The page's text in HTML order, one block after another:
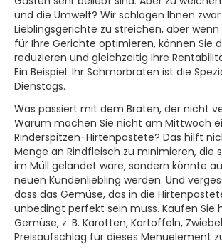
und die Umwelt? Wir schlagen Ihnen
Lieblingsgerichte zu streichen, aber
für Ihre Gerichte optimieren, können Sie
reduzieren und gleichzeitig Ihre
Ein Beispiel: Ihr Schmorbraten ist die
Dienstags.
Was passiert mit dem Braten, der nicht
Warum machen Sie nicht am Mittwoch
Rinderspitzen-Hirtenpastete? Das hilft
Menge an Rindfleisch zu minimieren, die
im Müll gelandet wäre, sondern könnte
neuen Kundenliebling werden. Und
dass das Gemüse, das in die
unbedingt perfekt sein muss. Kaufen Sie
Gemüse, z. B. Karotten, Kartoffeln,
Preisaufschlag für dieses Menüelement